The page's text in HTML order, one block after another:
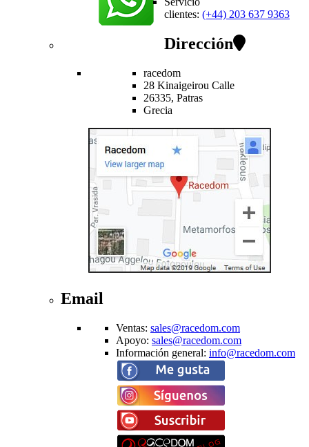
clientes: (+44) 203 637 9363
Dirección
racedom
28 Kinaigeirou Calle
26335, Patras
Grecia
Email
Ventas: sales@racedom.com
Apoyo: sales@racedom.com
Información general: info@racedom.com